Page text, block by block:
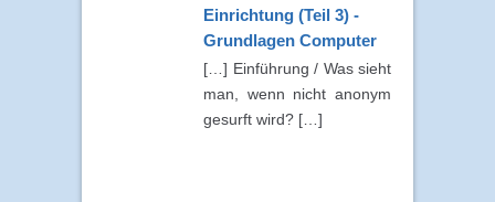
Einrichtung (Teil 3) -
Grundlagen Computer
[…] Einführung / Was sieht
man, wenn nicht anonym
gesurft wird? […]